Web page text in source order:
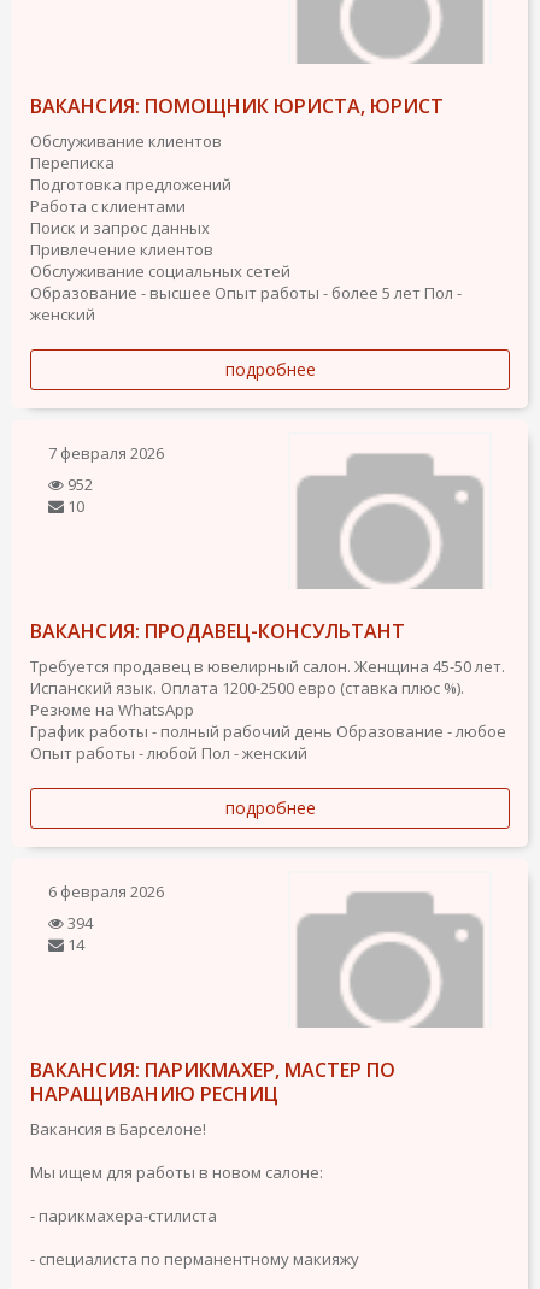
ВАКАНСИЯ: ПОМОЩНИК ЮРИСТА, ЮРИСТ
Обслуживание клиентов
Переписка
Подготовка предложений
Работа с клиентами
Поиск и запрос данных
Привлечение клиентов
Обслуживание социальных сетей
Образование - высшее Опыт работы - более 5 лет Пол -
женский
подробнее
7 февраля 2026
952
10
ВАКАНСИЯ: ПРОДАВЕЦ-КОНСУЛЬТАНТ
Требуется продавец в ювелирный салон. Женщина 45-50 лет.
Испанский язык. Оплата 1200-2500 евро (ставка плюс %).
Резюме на WhatsApp
График работы - полный рабочий день Образование - любое
Опыт работы - любой Пол - женский
подробнее
6 февраля 2026
394
14
ВАКАНСИЯ: ПАРИКМАХЕР, МАСТЕР ПО
НАРАЩИВАНИЮ РЕСНИЦ
Вакансия в Барселоне!
Мы ищем для работы в новом салоне:
- парикмахера-стилиста
- специалиста по перманентному макияжу